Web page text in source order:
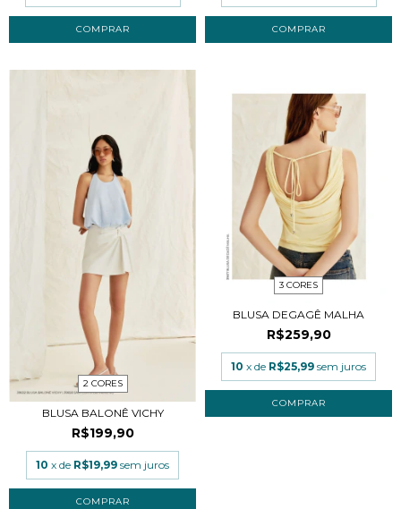
COMPRAR COMPRAR
2 CORES
BLUSA BALONÊ VICHY
R$199,90
10 x de R$19,99 sem juros
COMPRAR
3 CORES
BLUSA DEGAGÊ MALHA
R$259,90
10 x de R$25,99 sem juros
COMPRAR